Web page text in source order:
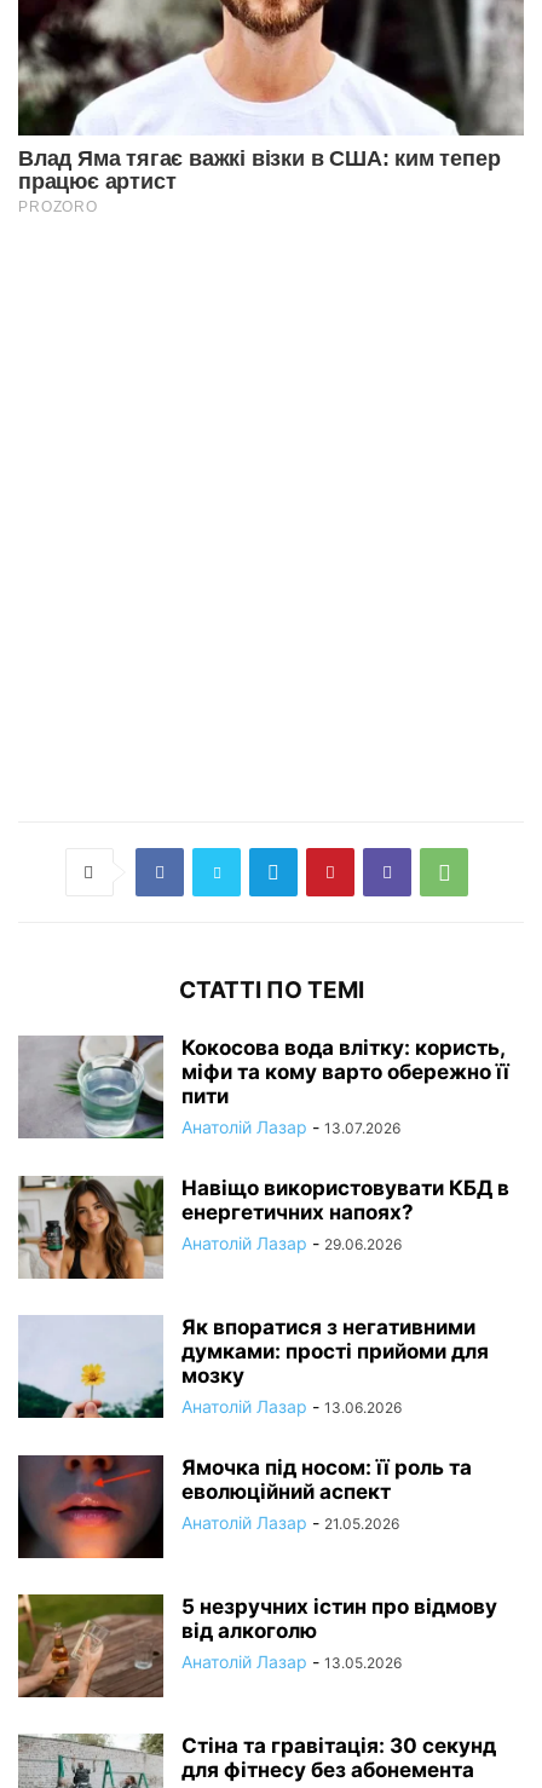
СТАТТІ ПО ТЕМІ
Кокосова вода влітку: користь,
міфи та кому варто обережно її
пити
Анатолій Лазар - 13.07.2026
Навіщо використовувати КБД в
енергетичних напоях?
Анатолій Лазар - 29.06.2026
Як впоратися з негативними
думками: прості прийоми для
мозку
Анатолій Лазар - 13.06.2026
Ямочка під носом: її роль та
еволюційний аспект
Анатолій Лазар - 21.05.2026
5 незручних істин про відмову
від алкоголю
Анатолій Лазар - 13.05.2026
Стіна та гравітація: 30 секунд
для фітнесу без абонемента